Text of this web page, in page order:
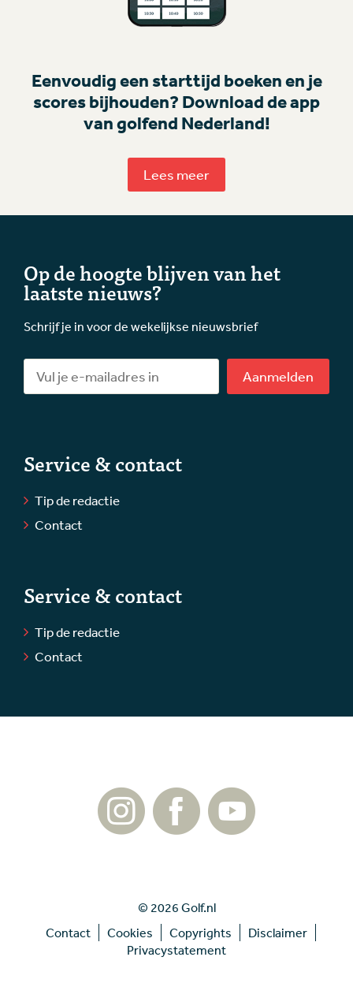
Eenvoudig een starttijd boeken en je
scores bijhouden? Download de app
van golfend Nederland!
Lees meer
Op de hoogte blijven van het
laatste nieuws?
Schrijf je in voor de wekelijkse nieuwsbrief
Aanmelden
Service & contact
Tip de redactie
Contact
Service & contact
Tip de redactie
Contact
© 2026 Golf.nl
Contact
Cookies Copyrights
Disclaimer
Privacystatement